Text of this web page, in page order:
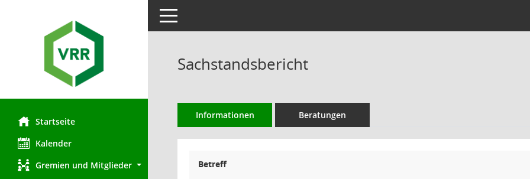
Startseite
Kalender
Gremien und Mitglieder
Toggle navigation
Sachstandsbericht
Informationen Beratungen
Betreff